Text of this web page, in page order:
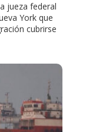
jueza federal
York que
cubrirse